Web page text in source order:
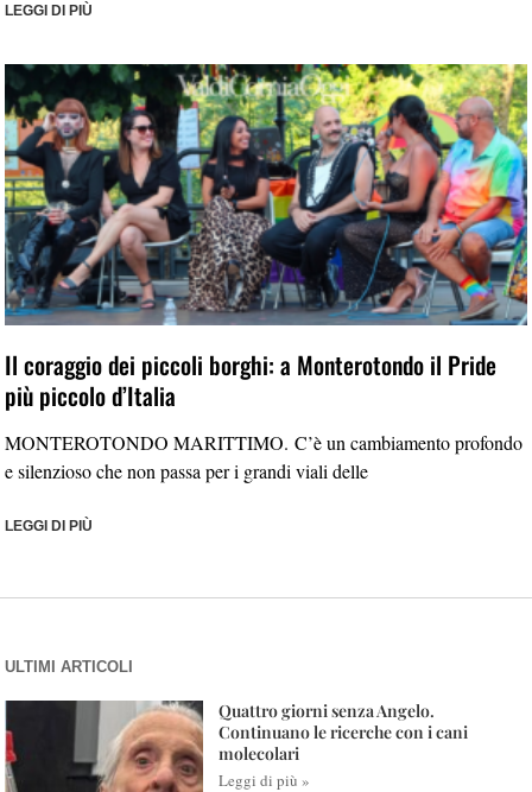
LEGGI DI PIÙ
Il coraggio dei piccoli borghi: a Monterotondo il Pride
più piccolo d’Italia
MONTEROTONDO MARITTIMO. C’è un cambiamento profondo
e silenzioso che non passa per i grandi viali delle
LEGGI DI PIÙ
ULTIMI ARTICOLI
Quattro giorni senza Angelo.
Continuano le ricerche con i cani
molecolari
Leggi di più »